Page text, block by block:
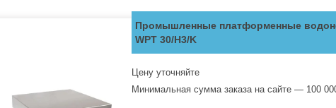
Промышленные платформенные
WPT 30/H3/K
Цену уточняйте
Минимальная сумма заказа на сайте — 100